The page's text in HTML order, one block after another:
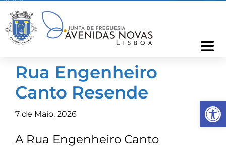
content
Freguesia
Informações
Rua Engenheiro
Canto Resende
7 de Maio, 2026
A Rua Engenheiro Canto